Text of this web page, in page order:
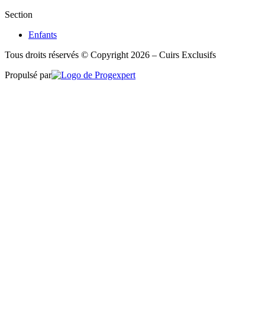
Section
Enfants
Tous droits réservés © Copyright 2026 – Cuirs Exclusifs
Propulsé par